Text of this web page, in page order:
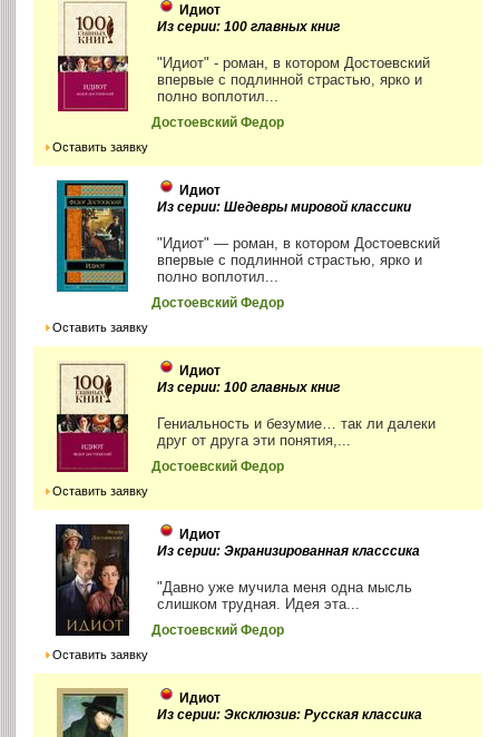
Идиот
Из серии: 100 главных книг
"Идиот" - роман, в котором Достоевский
впервые с подлинной страстью, ярко и
полно воплотил...
Достоевский Федор
Оставить заявку
Идиот
Из серии: Шедевры мировой классики
"Идиот" — роман, в котором Достоевский
впервые с подлинной страстью, ярко и
полно воплотил...
Достоевский Федор
Оставить заявку
Идиот
Из серии: 100 главных книг
Гениальность и безумие… так ли далеки
друг от друга эти понятия,...
Достоевский Федор
Оставить заявку
Идиот
Из серии: Экранизированная класссика
"Давно уже мучила меня одна мысль
слишком трудная. Идея эта...
Достоевский Федор
Оставить заявку
Идиот
Из серии: Эксклюзив: Русская классика